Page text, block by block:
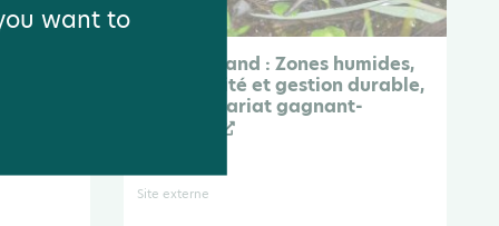
et
Pélobateland : Zones humides,
biodiversité et gestion durable,
un partenariat gagnant-
Site externe
want to